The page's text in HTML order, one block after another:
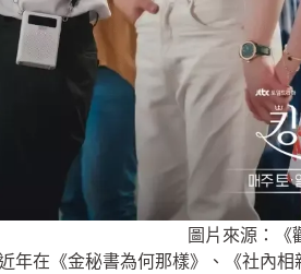
圖片來源：《
年在《金秘書為何那樣》、《社內